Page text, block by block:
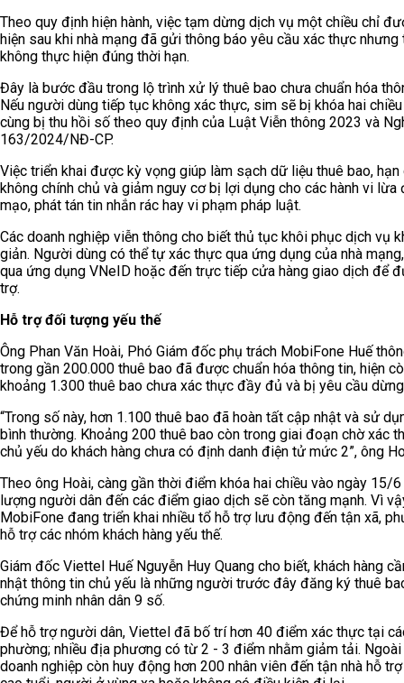
Theo quy định hiện hành, việc tạm dừng dịch vụ một chiều chỉ
hiện sau khi nhà mạng đã gửi thông báo yêu cầu xác thực nhưng
không thực hiện đúng thời hạn.
Đây là bước đầu trong lộ trình xử lý thuê bao chưa chuẩn hóa
Nếu người dùng tiếp tục không xác thực, sim sẽ bị khóa hai
cùng bị thu hồi số theo quy định của Luật Viễn thông 2023 và
163/2024/NĐ-CP.
Việc triển khai được kỳ vọng giúp làm sạch dữ liệu thuê bao, hạn
không chính chủ và giảm nguy cơ bị lợi dụng cho các hành vi lừa
mạo, phát tán tin nhắn rác hay vi phạm pháp luật.
Các doanh nghiệp viễn thông cho biết thủ tục khôi phục dịch vụ
giản. Người dùng có thể tự xác thực qua ứng dụng của nhà
qua ứng dụng VNeID hoặc đến trực tiếp cửa hàng giao dịch để
trợ.
Hỗ trợ đối tượng yếu thế
Ông Phan Văn Hoài, Phó Giám đốc phụ trách MobiFone Huế
trong gần 200.000 thuê bao đã được chuẩn hóa thông tin, hiện
khoảng 1.300 thuê bao chưa xác thực đầy đủ và bị yêu cầu
“Trong số này, hơn 1.100 thuê bao đã hoàn tất cập nhật và sử
bình thường. Khoảng 200 thuê bao còn trong giai đoạn chờ xác
chủ yếu do khách hàng chưa có định danh điện tử mức 2”, ông
Theo ông Hoài, càng gần thời điểm khóa hai chiều vào ngày 15/
lượng người dân đến các điểm giao dịch sẽ còn tăng mạnh. Vì
MobiFone đang triển khai nhiều tổ hỗ trợ lưu động đến tận xã,
hỗ trợ các nhóm khách hàng yếu thế.
Giám đốc Viettel Huế Nguyễn Huy Quang cho biết, khách hàng
nhật thông tin chủ yếu là những người trước đây đăng ký thuê
chứng minh nhân dân 9 số.
Để hỗ trợ người dân, Viettel đã bố trí hơn 40 điểm xác thực tại
phường; nhiều địa phương có từ 2 - 3 điểm nhằm giảm tải. Ngoài
doanh nghiệp còn huy động hơn 200 nhân viên đến tận nhà hỗ